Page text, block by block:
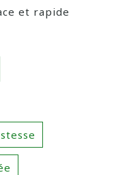
et rapide